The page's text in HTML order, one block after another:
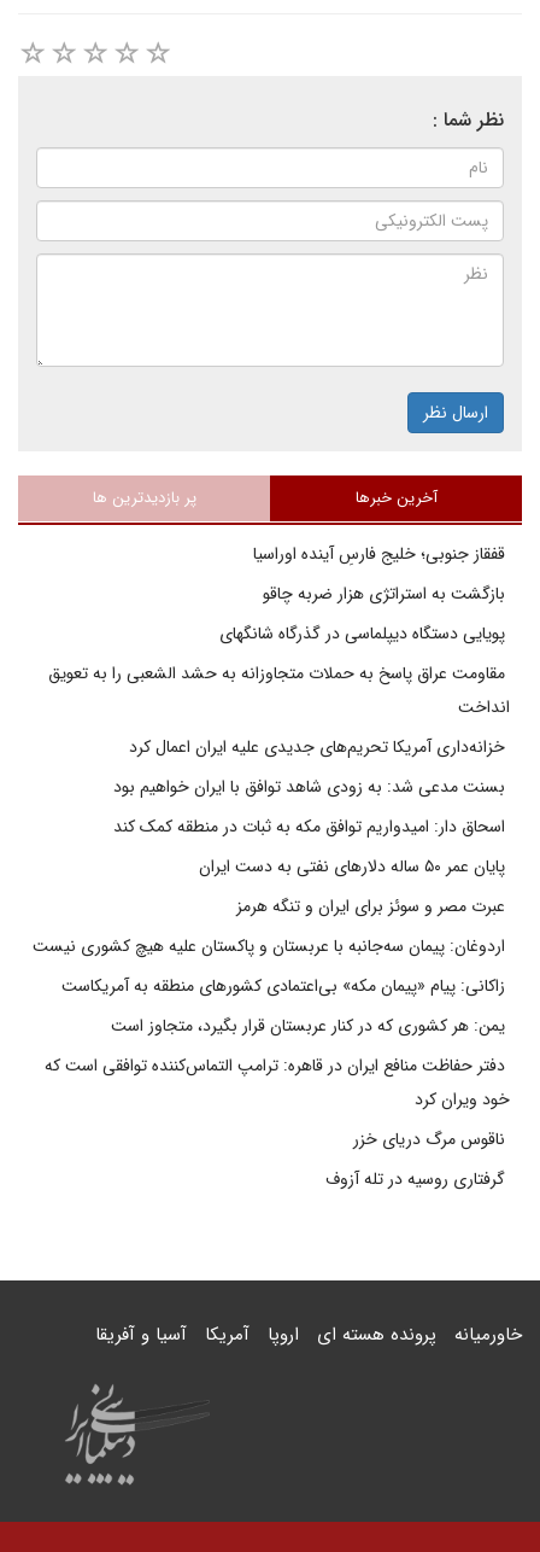
نظر شما :
ارسال نظر
آخرین خبرها پر بازدیدترین ها
قفقاز جنوبی؛ خلیج فارسِ آینده اوراسیا
بازگشت به استراتژی هزار ضربه چاقو
پویایی دستگاه دیپلماسی در گذرگاه شانگهای
مقاومت عراق پاسخ به حملات متجاوزانه به حشد الشعبی را به تعویق
انداخت
خزانه‌داری آمریکا تحریم‌های جدیدی علیه ایران اعمال کرد
بسنت مدعی شد: به زودی شاهد توافق با ایران خواهیم بود
اسحاق دار: امیدواریم توافق مکه به ثبات در منطقه کمک کند
پایان عمر ۵۰ ساله دلارهای نفتی به دست ایران
عبرت مصر و سوئز برای ایران و تنگه هرمز
اردوغان: پیمان سه‌جانبه با عربستان و پاکستان علیه هیچ کشوری نیست
زاکانی: پیام «پیمان مکه» بی‌اعتمادی کشورهای منطقه به آمریکاست
یمن: هر کشوری که در کنار عربستان قرار بگیرد، متجاوز است
دفتر حفاظت منافع ایران در قاهره: ترامپ التماس‌کننده توافقی است که
خود ویران کرد
ناقوس مرگ دریای خزر
گرفتاری روسیه در تله آزوف
خاورمیانه پرونده هسته ای اروپا آمریکا آسیا و آفریقا